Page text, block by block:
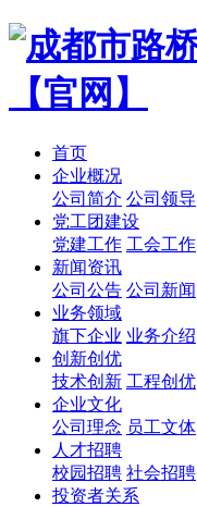
首页
企业概况
公司简介 公司领导
党工团建设
党建工作 工会工作
新闻资讯
公司公告 公司新闻
业务领域
旗下企业 业务介绍
创新创优
技术创新 工程创优
企业文化
公司理念 员工文体
人才招聘
校园招聘 社会招聘
投资者关系